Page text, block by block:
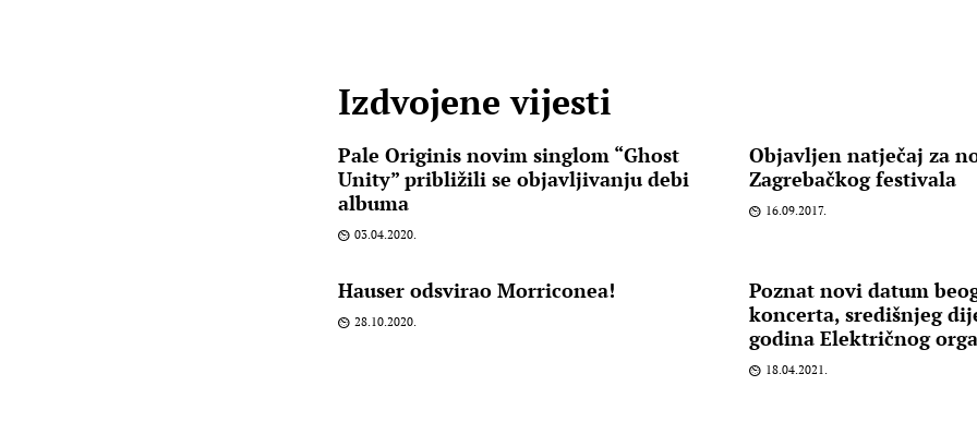
Izdvojene vijesti
Pale Originis novim singlom “Ghost
Unity” približili se objavljivanju debi
albuma
03.04.2020.
Objavljen natječaj za
Zagrebačkog festivala
16.09.2017.
Hauser odsvirao Morriconea!
28.10.2020.
Poznat novi datum
koncerta, središnjeg
godina Električnog
18.04.2021.